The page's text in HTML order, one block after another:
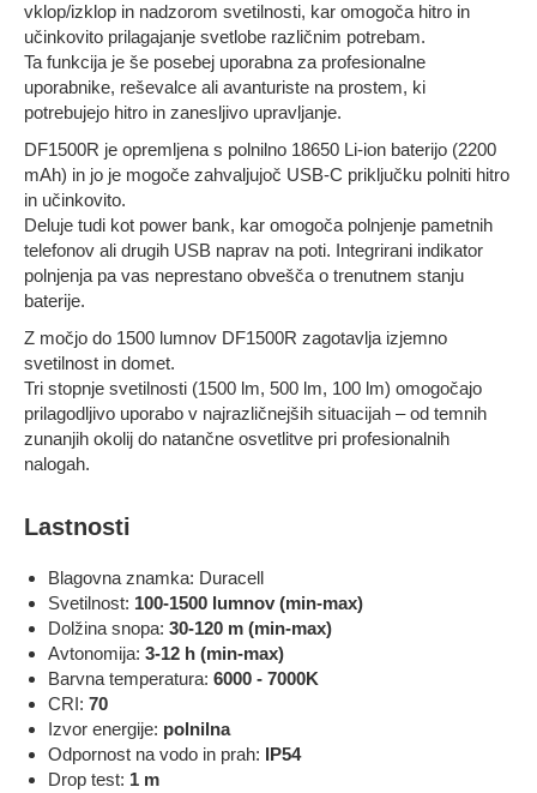
vklop/izklop in nadzorom svetilnosti, kar omogoča hitro in
učinkovito prilagajanje svetlobe različnim potrebam.
Ta funkcija je še posebej uporabna za profesionalne
uporabnike, reševalce ali avanturiste na prostem, ki
potrebujejo hitro in zanesljivo upravljanje.
DF1500R je opremljena s polnilno 18650 Li-ion baterijo (2200
mAh) in jo je mogoče zahvaljujoč USB-C priključku polniti hitro
in učinkovito.
Deluje tudi kot power bank, kar omogoča polnjenje pametnih
telefonov ali drugih USB naprav na poti. Integrirani indikator
polnjenja pa vas neprestano obvešča o trenutnem stanju
baterije.
Z močjo do 1500 lumnov DF1500R zagotavlja izjemno
svetilnost in domet.
Tri stopnje svetilnosti (1500 lm, 500 lm, 100 lm) omogočajo
prilagodljivo uporabo v najrazličnejših situacijah – od temnih
zunanjih okolij do natančne osvetlitve pri profesionalnih
nalogah.
Lastnosti
Blagovna znamka: Duracell
Svetilnost: 100-1500 lumnov (min-max)
Dolžina snopa: 30-120 m (min-max)
Avtonomija: 3-12 h (min-max)
Barvna temperatura: 6000 - 7000K
CRI: 70
Izvor energije: polnilna
Odpornost na vodo in prah: IP54
Drop test: 1 m